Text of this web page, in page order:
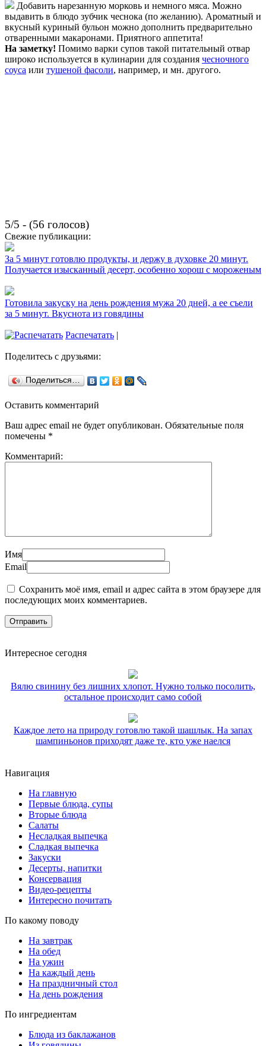
Добавить нарезанную морковь и немного мяса. Можно
выдавить в блюдо зубчик чеснока (по желанию). Ароматный и
вкусный куриный бульон можно дополнить предварительно
отваренными макаронами. Приятного аппетита!
На заметку! Помимо варки супов такой питательный отвар
широко используется в кулинарии для создания чесночного
соуса или тушеной фасоли, например, и мн. другого.
5/5 - (56 голосов)
Свежие публикации:
За 5 минут готовлю продукты, и держу в духовке 20 минут.
Получается изысканный десерт, особенно хорош с мороженым
Готовила закуску на день рождения мужа 20 дней, а ее съели
за 5 минут. Вкуснота из говядины
Распечатать |
Поделитесь с друзьями:
Поделиться…
Оставить комментарий
Ваш адрес email не будет опубликован. Обязательные поля
помечены *
Комментарий:
Имя
Email
Сохранить моё имя, email и адрес сайта в этом браузере для
последующих моих комментариев.
Интересное сегодня
Вялю свинину без лишних хлопот. Нужно только посолить,
остальное происходит само собой
Каждое лето на природу готовлю такой шашлык. На запах
шампиньонов приходят даже те, кто уже наелся
Навигация
На главную
Первые блюда, супы
Вторые блюда
Салаты
Несладкая выпечка
Сладкая выпечка
Закуски
Десерты, напитки
Консервация
Видео-рецепты
Интересно почитать
По какому поводу
На завтрак
На обед
На ужин
На каждый день
На праздничный стол
На день рождения
По ингредиентам
Блюда из баклажанов